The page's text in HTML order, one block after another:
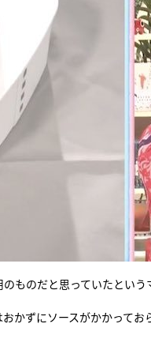
ものだと思っていたという
かずにソースがかかって